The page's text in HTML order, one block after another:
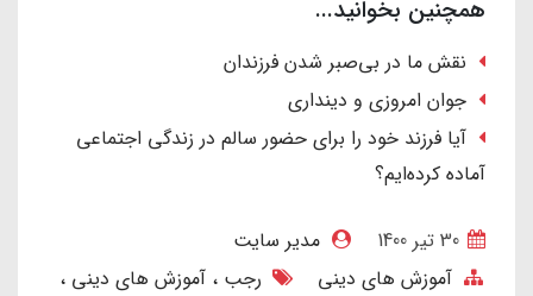
همچنین بخوانید...
نقش ما در بی‌صبر شدن فرزندان
جوان امروزی و دینداری
آیا فرزند خود را برای حضور سالم در زندگی اجتماعی
آماده کرده‌ایم؟
مدیر سایت
آموزش های دینی
رجب آموزش های دینی